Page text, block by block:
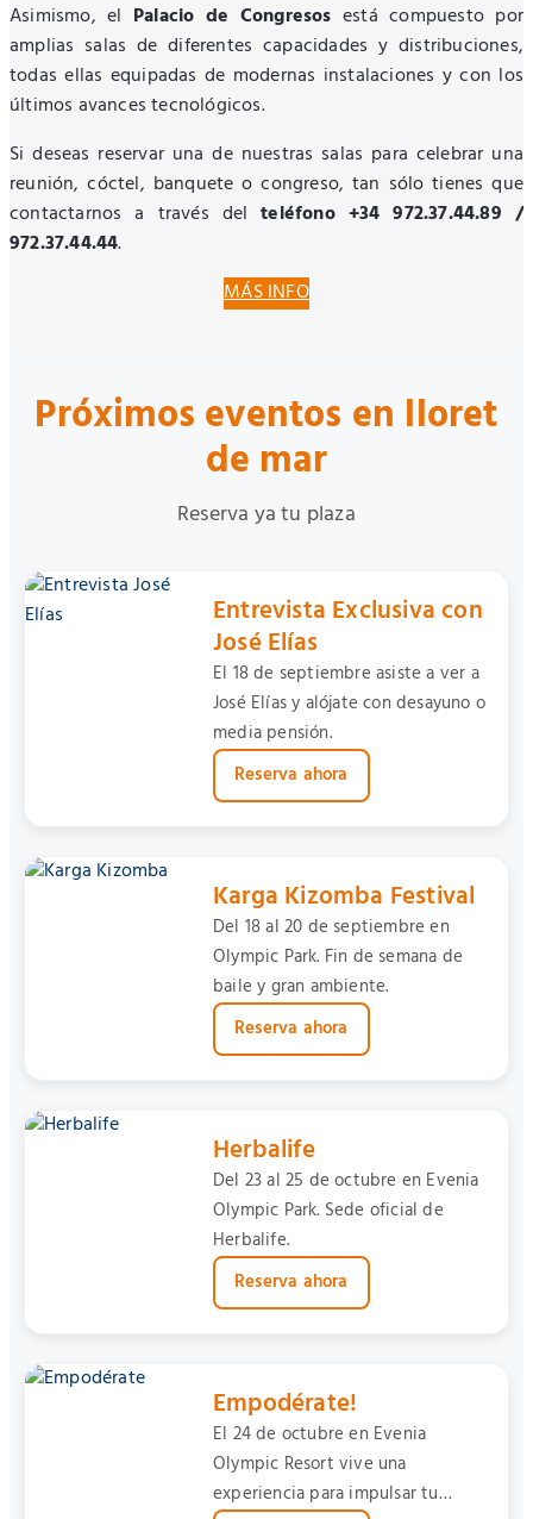
Asimismo, el Palacio de Congresos está compuesto por
amplias salas de diferentes capacidades y distribuciones,
todas ellas equipadas de modernas instalaciones y con los
últimos avances tecnológicos.
Si deseas reservar una de nuestras salas para celebrar una
reunión, cóctel, banquete o congreso, tan sólo tienes que
contactarnos a través delteléfono +34 972.37.44.89 /
972.37.44.44.
MÁS INFO
Próximos eventos en lloret
de mar
Reserva ya tu plaza
Entrevista Exclusiva con
José Elías
El 18 de septiembre asiste a ver a
José Elías y alójate con desayuno o
media pensión.
Reserva ahora
Karga Kizomba Festival
Del 18 al 20 de septiembre en
Olympic Park. Fin de semana de
baile y gran ambiente.
Reserva ahora
Herbalife
Del 23 al 25 de octubre en Evenia
Olympic Park. Sede oficial de
Herbalife.
Reserva ahora
Empodérate!
El 24 de octubre en Evenia
Olympic Resort vive una
experiencia para impulsar tu